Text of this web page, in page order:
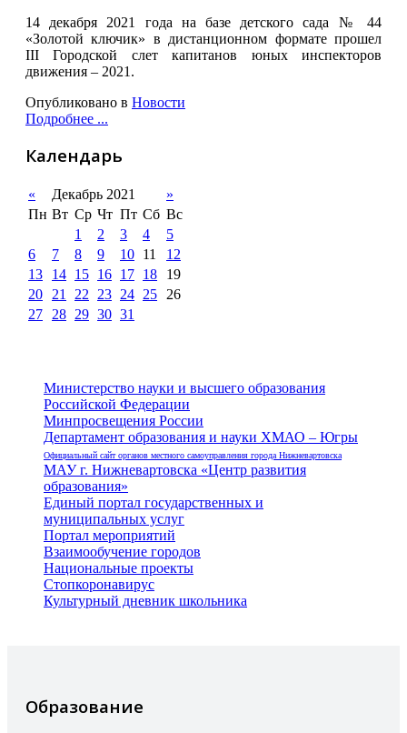
14 декабря 2021 года на базе детского сада № 44
«Золотой ключик» в дистанционном формате прошел
III Городской слет капитанов юных инспекторов
движения – 2021.
Опубликовано в Новости
Подробнее ...
Календарь
« Декабрь 2021
»
Пн Вт Ср Чт Пт Сб Вс
1
2 3 4
5
6
7 8 9 10 11
12
13
14 15 16 17 18
19
20
21 22 23 24 25
26
27
28 29 30 31
Министерство науки и высшего образования
Российской Федерации
Минпросвещения России
Департамент образования и науки ХМАО – Югры
Официальный сайт органов местного самоуправления города Нижневартовска
МАУ г. Нижневартовска «Центр развития
образования»
Единый портал государственных и
муниципальных услуг
Портал мероприятий
Взаимообучение городов
Национальные проекты
Стопкоронавирус
Культурный дневник школьника
Образование